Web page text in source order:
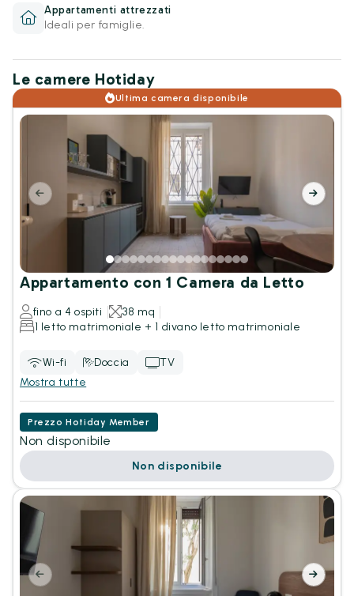
Appartamenti attrezzati
Ideali per famiglie.
Le camere Hotiday
Ultima camera disponibile
Appartamento con 1 Camera da Letto
fino a 4 ospiti
38 mq
1 letto matrimoniale + 1 divano letto matrimoniale
Wi-fi Doccia
TV
Mostra tutte
Prezzo Hotiday Member
Non disponibile
Non disponibile